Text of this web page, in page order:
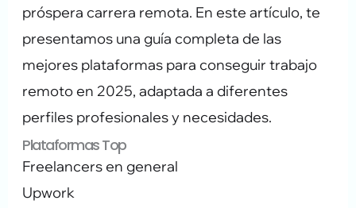
próspera carrera remota. En este artículo, te
presentamos una guía completa de las
mejores plataformas para conseguir trabajo
remoto en 2025, adaptada a diferentes
perfiles profesionales y necesidades.
Plataformas Top
Freelancers en general
Upwork